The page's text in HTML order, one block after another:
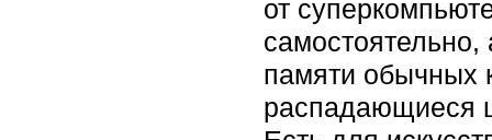
от
памяти обычных
распадающиеся